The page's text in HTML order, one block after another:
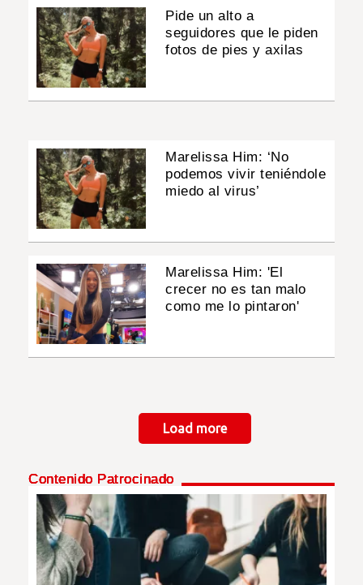
Pide un alto a
seguidores que le piden
fotos de pies y axilas
Marelissa Him: ‘No
podemos vivir teniéndole
miedo al virus’
Marelissa Him: 'El
crecer no es tan malo
como me lo pintaron'
Load more
Contenido Patrocinado